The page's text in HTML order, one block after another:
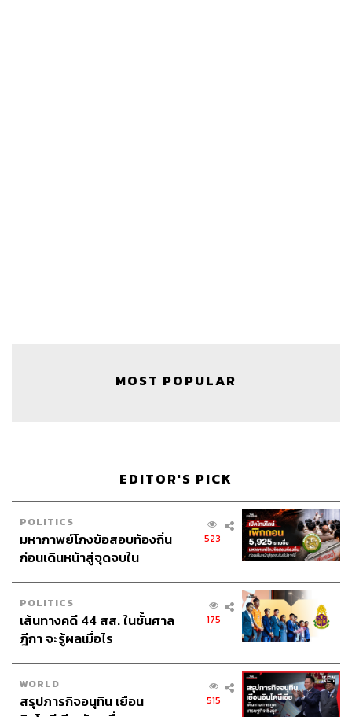
Credits
Show Creatorนครินทร์ วนกิจไพบูลย์
Gustฐิติพัฒน์ ศุภภัทรานนท์
The Secret Sauce Manager
ปวริศา ตั้งตุลานนท์
Content Creatorชาคร ฉายเพชร
MOST POPULAR
EDITOR'S PICK
POLITICS
มหากาพย์โกงข้อสอบท้องถิ่น
ก่อนเดินหน้าสู่จุดจบใน
523
POLITICS
เส้นทางคดี 44 สส. ในชั้นศาล
ฎีกา จะรู้ผลเมื่อไร
175
WORLD
สรุปภารกิจอนุทิน เยือน
515